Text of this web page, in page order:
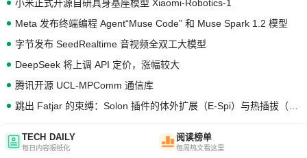
小米正式开源自研具身基座模型 Xiaomi-Robotics-1
Meta 发布终端编程 Agent“Muse Code” 和 Muse Spark 1.2 模型
字节发布 SeedRealtime 音视频全双工大模型
DeepSeek 将上调 API 定价，涨幅较大
腾讯开源 UCL-MPComm 通信库
TECH DAILY
每日内容报纸化
阅读榜单
每周热文看这里